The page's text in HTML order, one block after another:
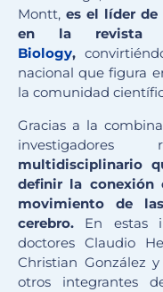
Montt,es el líder
en la revista
Biology,
nacional que figura
la comunidad
Gracias a la
multidisciplinario
definir la conexión
movimiento de
cerebro. En estas
doctores Claudio
Christian González
otros integrantes